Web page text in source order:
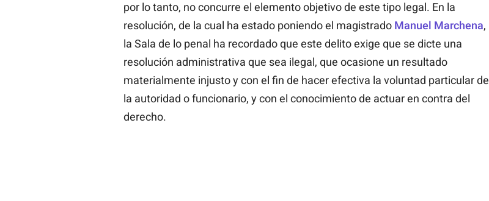
por lo tanto, no concurre el elemento objetivo de este tipo legal. En la
resolución, de la cual ha estado poniendo el magistrado Manuel Marchena,
la Sala de lo penal ha recordado que este delito exige que se dicte una
resolución administrativa que sea ilegal, que ocasione un resultado
materialmente injusto y con el fin de hacer efectiva la voluntad particular de
la autoridad o funcionario, y con el conocimiento de actuar en contra del
derecho.